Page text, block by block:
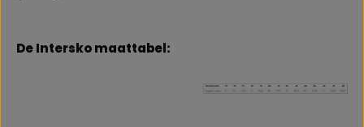
De Intersko maattabel: